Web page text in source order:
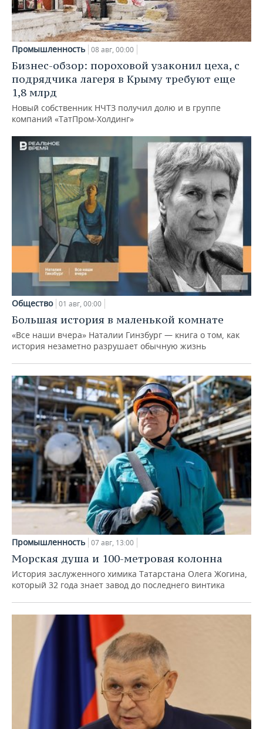
Промышленность 08 авг, 00:00
Бизнес-обзор: пороховой узаконил цеха, с
подрядчика лагеря в Крыму требуют еще
1,8 млрд
Новый собственник НЧТЗ получил долю и в группе
компаний «ТатПром-Холдинг»
Общество 01 авг, 00:00
Большая история в маленькой комнате
«Все наши вчера» Наталии Гинзбург — книга о том, как
история незаметно разрушает обычную жизнь
Промышленность 07 авг, 13:00
Морская душа и 100-метровая колонна
История заслуженного химика Татарстана Олега Жогина,
который 32 года знает завод до последнего винтика